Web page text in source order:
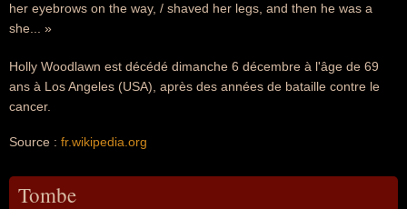
her eyebrows on the way, / shaved her legs, and then he was a
she... »
Holly Woodlawn est décédé dimanche 6 décembre à l'âge de 69
ans à Los Angeles (USA), après des années de bataille contre le
cancer.
Source : fr.wikipedia.org
Tombe